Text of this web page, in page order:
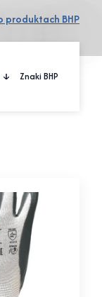
produktach BHP
Znaki BHP